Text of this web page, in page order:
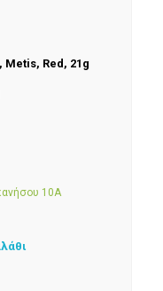
Metis, Red, 21g
10Α